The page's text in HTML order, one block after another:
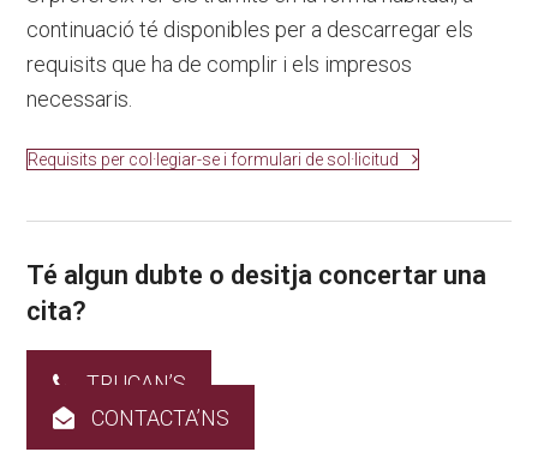
continuació té disponibles per a descarregar els
requisits que ha de complir i els impresos
necessaris.
Requisits per col·legiar-se i formulari de sol·licitud
Té algun dubte o desitja concertar una
cita?
TRUCAN’S
CONTACTA’NS